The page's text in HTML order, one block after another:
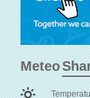
Meteo